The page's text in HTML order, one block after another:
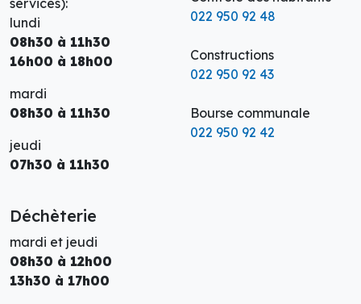
services):
lundi
08h30 à 11h30
16h00 à 18h00
mardi
08h30 à 11h30
jeudi
07h30 à 11h30
Déchèterie
mardi et jeudi
08h30 à 12h00
13h30 à 17h00
022 950 92 48
Constructions
022 950 92 43
Bourse communale
022 950 92 42